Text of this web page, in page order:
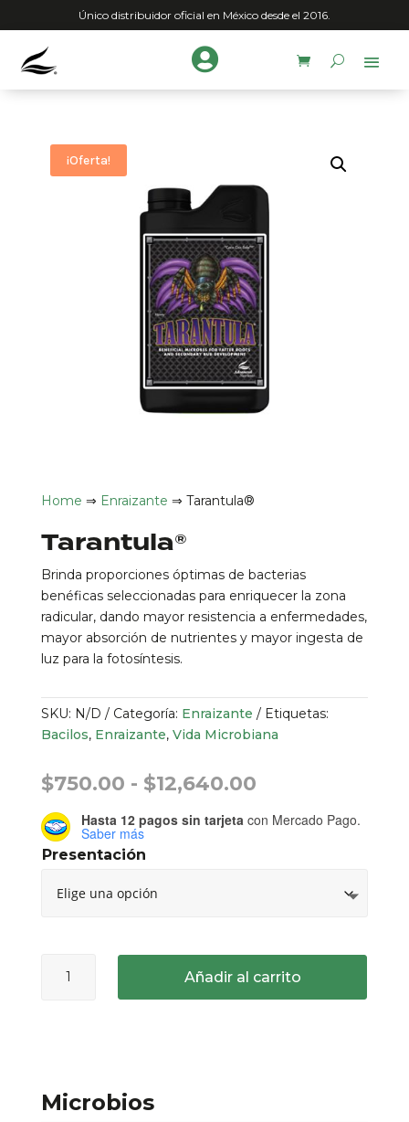
Único distribuidor oficial en México desde el 2016.

¡Oferta!
Home ⇒ Enraizante ⇒ Tarantula®
Tarantula®
Brinda proporciones óptimas de bacterias
benéficas seleccionadas para enriquecer la zona
radicular, dando mayor resistencia a enfermedades,
mayor absorción de nutrientes y mayor ingesta de
luz para la fotosíntesis.
SKU: N/D Categoría: Enraizante
Etiquetas:
Bacilos, Enraizante, Vida Microbiana
$750.00 - $12,640.00Rango
precios:
$12,640.00
Hasta 12 pagos sin tarjeta con Mercado Pago.
Saber más
Presentación
cantidad
Añadir al carrito
Microbios